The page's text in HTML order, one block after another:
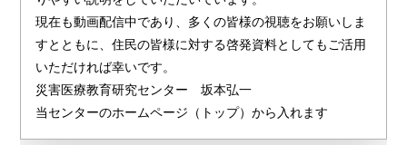
現在も動画配信中であり、多くの皆様の視聴をお願いしま
すとともに、住民の皆様に対する啓発資料としてもご活用
いただければ幸いです。
災害医療教育研究センター 坂本弘一
当センターのホームページ（トップ）から入れます